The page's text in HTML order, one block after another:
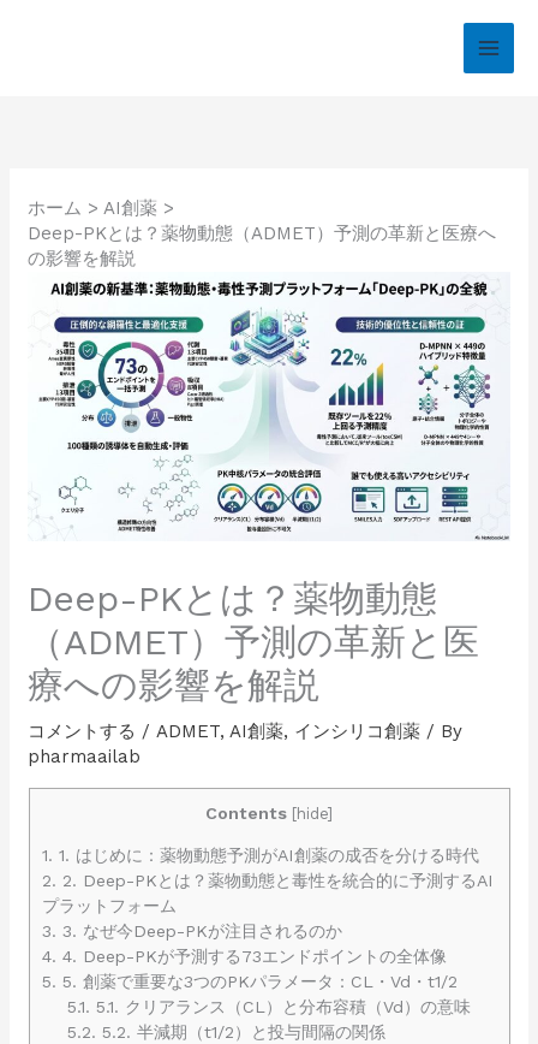
ホーム
AI創薬
Deep-PKとは？薬物動態（ADMET）予測の革新と医療へ
の影響を解説
Deep-PKとは？薬物動態
（ADMET）予測の革新と医
療への影響を解説
コメントする /ADMET,AI創薬, インシリコ創薬 / By
pharmaailab
Contents [hide]
1. 1. はじめに：薬物動態予測がAI創薬の成否を分ける時代
2. 2. Deep-PKとは？薬物動態と毒性を統合的に予測するAI
プラットフォーム
3. 3. なぜ今Deep-PKが注目されるのか
4. 4. Deep-PKが予測する73エンドポイントの全体像
5. 5. 創薬で重要な3つのPKパラメータ：CL・Vd・t1/2
5.1. 5.1. クリアランス（CL）と分布容積（Vd）の意味
5.2. 5.2. 半減期（t1/2）と投与間隔の関係